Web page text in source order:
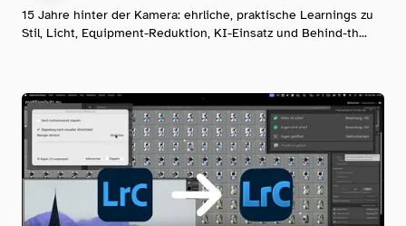
15 Jahre hinter der Kamera: ehrliche, praktische Learnings zu
Stil, Licht, Equipment-Reduktion, KI-Einsatz und Behind-th...